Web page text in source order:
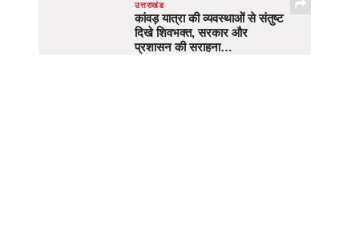
उत्तराखंड
कांवड़ यात्रा की व्यवस्थाओं से संतुष्ट
दिखे शिवभक्त, सरकार और
प्रशासन की सराहना…